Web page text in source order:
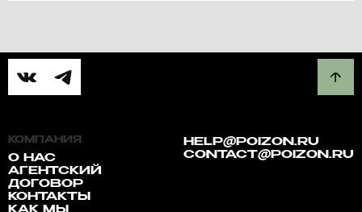
КОМПАНИЯ
О НАС
АГЕНТСКИЙ
ДОГОВОР
КОНТАКТЫ
КАК МЫ
HELP@POIZON.RU
CONTACT@POIZON.RU